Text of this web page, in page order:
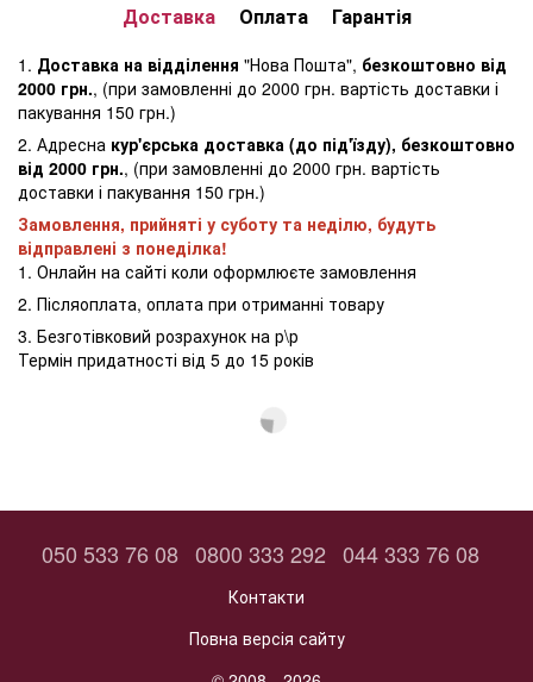
Доставка Оплата Гарантія
1. Доставка на відділення "Нова Пошта", безкоштовно від
2000 грн., (при замовленні до 2000 грн. вартість доставки і
пакування 150 грн.)
2. Адресна кур'єрська доставка (до під'їзду), безкоштовно
від 2000 грн., (при замовленні до 2000 грн. вартість
доставки і пакування 150 грн.)
Замовлення, прийняті у суботу та неділю, будуть
відправлені з понеділка!
1. Онлайн на сайті коли оформлюєте замовлення
2. Післяоплата, оплата при отриманні товару
3. Безготівковий розрахунок на р\р
Термін придатності від 5 до 15 років
050 533 76 08 0800 333 292 044 333 76 08
Контакти
Повна версія сайту